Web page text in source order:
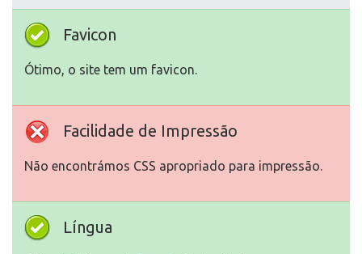
Favicon
Ótimo, o site tem um favicon.
Facilidade de Impressão
Não encontrámos CSS apropriado para impressão.
Língua